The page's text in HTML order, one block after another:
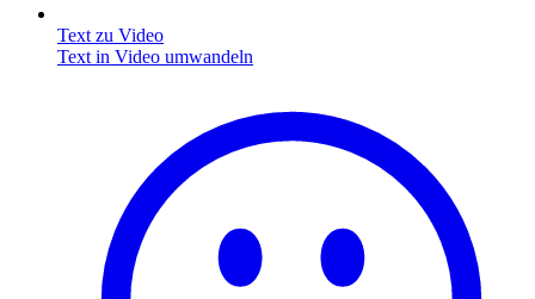
Text zu Video
Text in Video umwandeln